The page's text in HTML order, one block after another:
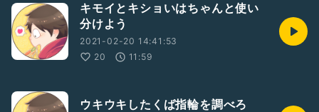
キモイとキショいはちゃんと使い
分けよう
2021-02-20 14:41:53
20
11:59
ウキウキしたくば指輪を調べろ